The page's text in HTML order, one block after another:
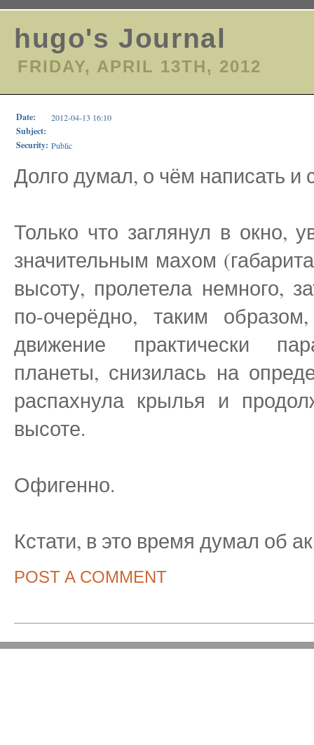
hugo's Journal
FRIDAY, APRIL 13TH, 2012
Date: 2012-04-13 16:10
Subject:
Security: Public
Долго думал, о чём написать и
Только что заглянул в окно,
значительным махом
высоту, пролетела немного,
по-очерёдно, таким
движение практически
планеты, снизилась на
распахнула крылья и
высоте.
Офигенно.
Кстати, в это время думал об
POST A COMMENT